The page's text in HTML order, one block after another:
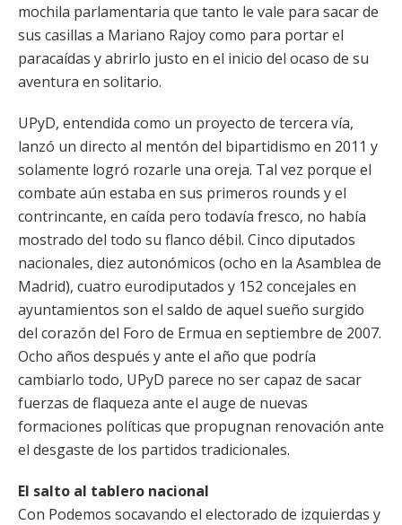
mochila parlamentaria que tanto le vale para sacar de
sus casillas a Mariano Rajoy como para portar el
paracaídas y abrirlo justo en el inicio del ocaso de su
aventura en solitario.
UPyD, entendida como un proyecto de tercera vía,
lanzó un directo al mentón del bipartidismo en 2011 y
solamente logró rozarle una oreja. Tal vez porque el
combate aún estaba en sus primeros rounds y el
contrincante, en caída pero todavía fresco, no había
mostrado del todo su flanco débil. Cinco diputados
nacionales, diez autonómicos (ocho en la Asamblea de
Madrid), cuatro eurodiputados y 152 concejales en
ayuntamientos son el saldo de aquel sueño surgido
del corazón del Foro de Ermua en septiembre de 2007.
Ocho años después y ante el año que podría
cambiarlo todo, UPyD parece no ser capaz de sacar
fuerzas de flaqueza ante el auge de nuevas
formaciones políticas que propugnan renovación ante
el desgaste de los partidos tradicionales.
El salto al tablero nacional
Con Podemos socavando el electorado de izquierdas y